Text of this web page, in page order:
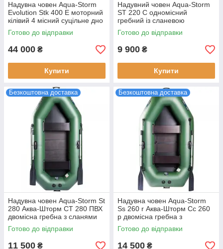
Надувна човен Aqua-Storm
Evolution Stk 400 Е моторний
кілівий 4 місний суцільне дно
Аква-Шторм СТК 400 Е 730 кг
вантажопідйомніст
Готово до відправки
44 000 ₴
Купити
Надувний човен Aqua-Storm
ST 220 C одномісний
гребний із сланевою
настилом ПВХ довжина 220
см вага 16.5 кг
Готово до відправки
9 900 ₴
Купити
Безкоштовна доставка
Надувна човен Aqua-Storm St
280 Аква-Шторм СТ 280 ПВХ
двомісна гребна з сланями
230 кг вантажопідйомності 21
кг ваги
Готово до відправки
11 500 ₴
Безкоштовна доставка
Надувна човен Aqua-Storm
Ss 260 r Аква-Шторм Сс 260
р двомісна гребна з
кріпленням під транець дно з
фанерною рейковою сланню
Готово до відправки
14 500 ₴